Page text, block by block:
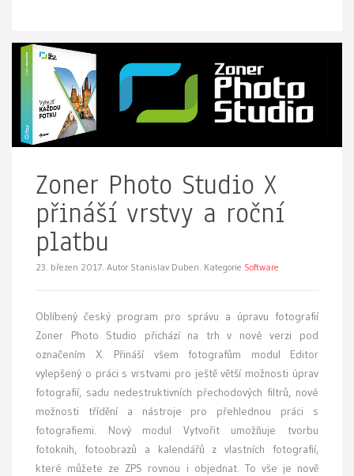
Zoner Photo Studio X
přináší vrstvy a roční
platbu
23. březen 2017. Autor Stanislav Duben. Kategorie Software
Oblíbený český program pro správu a úpravu fotografií
Zoner Photo Studio přichází na trh v nové verzi pod
označením X. Přináší všem fotografům modul Editor
vylepšený o práci s vrstvami pro ještě větší možnosti úprav
fotografií, sadu nedestruktivních přechodových filtrů, nové
možnosti třídění a nástroje pro přehlednou práci s
fotografiemi. Nový modul Vytvořit umožňuje tvorbu
fotoknih, fotoobrazů a kalendářů z vlastních fotografií,
které můžete ze ZPS rovnou i objednat. To vše je nově